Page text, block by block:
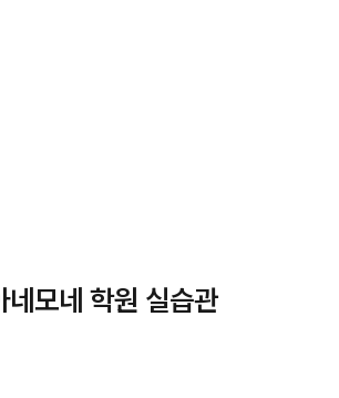
모네 학원 실습관